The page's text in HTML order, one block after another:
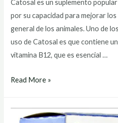
Catosal es un suplemento
por su capacidad para mejorar los
general de los animales. Uno de
uso de Catosal es que contiene
vitamina B12, que es esencial …
catosal
Read More »